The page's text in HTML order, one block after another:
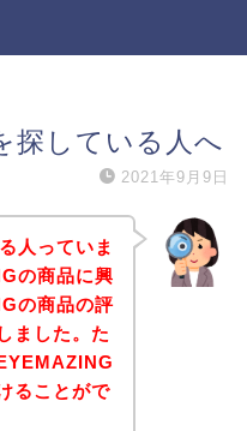
探している人へ
2021年9月9日
人っていま
の商品に興
の商品の評
ました。た
ることがで